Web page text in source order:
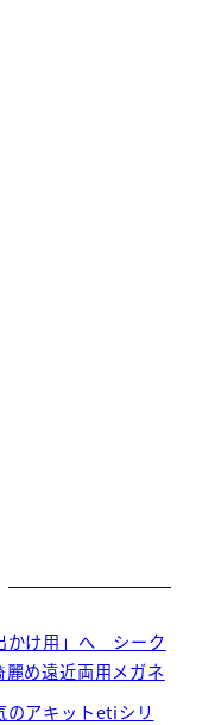
かけ用」へ シーク
め遠近両用メガネ
のアキットetiシリ